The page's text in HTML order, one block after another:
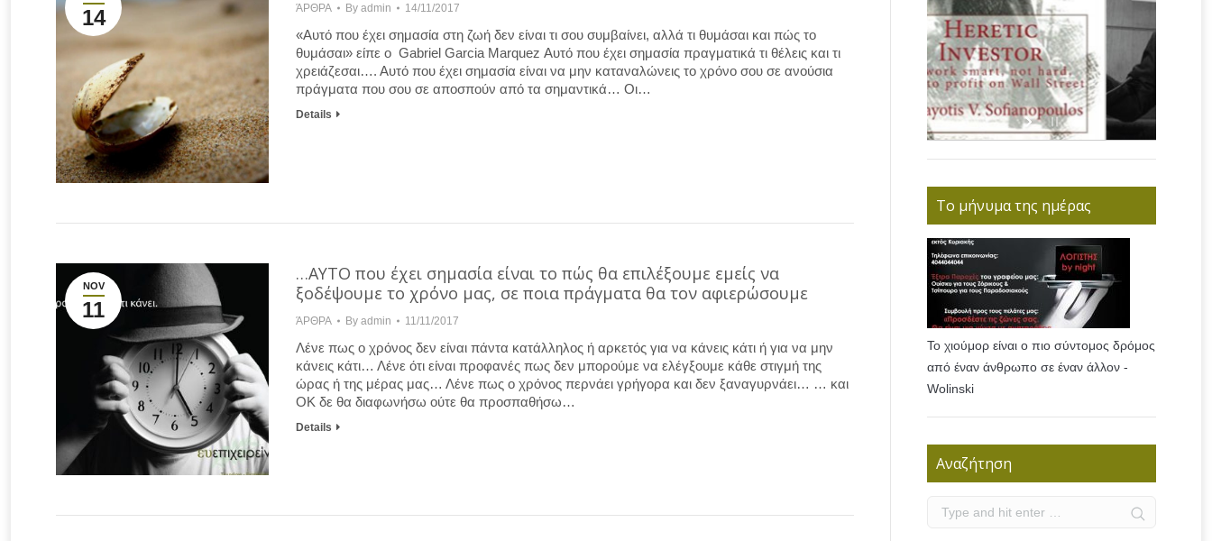
14 ΆΡΘΡΑ By admin 14/11/2017
«Αυτό που έχει σημασία στη ζωή δεν είναι τι σου συμβαίνει, αλλά τι θυμάσαι και πώς το
θυμάσαι» είπε ο Gabriel Garcia Marquez Αυτό που έχει σημασία πραγματικά τι θέλεις και τι
χρειάζεσαι…. Αυτό που έχει σημασία είναι να μην καταναλώνεις το χρόνο σου σε ανούσια
πράγματα που σου σε αποσπούν από τα σημαντικά… Οι…
Details
NOV
11
…ΑΥΤΟ που έχει σημασία είναι το πώς θα επιλέξουμε εμείς να
ξοδέψουμε το χρόνο μας, σε ποια πράγματα θα τον αφιερώσουμε
ΆΡΘΡΑ By admin 11/11/2017
Λένε πως ο χρόνος δεν είναι πάντα κατάλληλος ή αρκετός για να κάνεις κάτι ή για να μην
κάνεις κάτι… Λένε ότι είναι προφανές πως δεν μπορούμε να ελέγξουμε κάθε στιγμή της
ώρας ή της μέρας μας… Λένε πως ο χρόνος περνάει γρήγορα και δεν ξαναγυρνάει… … και
ΟΚ δε θα διαφωνήσω ούτε θα προσπαθήσω…
Details
Το μήνυμα της ημέρας
Το χιούμορ είναι ο πιο σύντομος δρόμος
από έναν άνθρωπο σε έναν άλλον -
Wolinski
Αναζήτηση